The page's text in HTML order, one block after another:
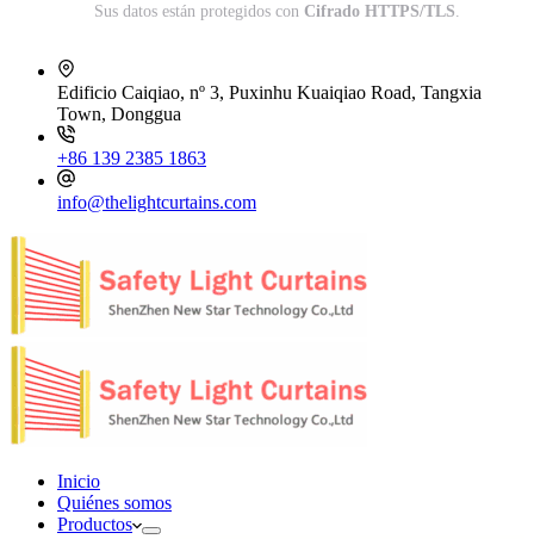
Sus datos están protegidos con Cifrado HTTPS/TLS
Edificio Caiqiao, nº 3, Puxinhu Kuaiqiao Road, Tangxia
Town, Donggua
+86 139 2385 1863
info@thelightcurtains.com
Inicio
Quiénes somos
Productos